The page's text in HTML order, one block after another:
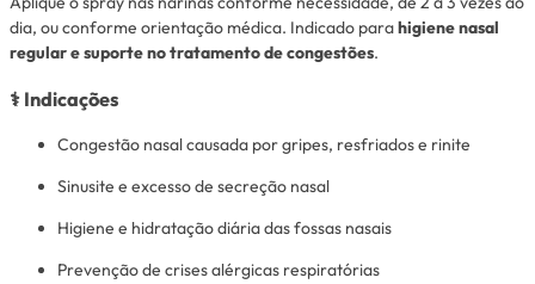
dia, ou conforme orientação médica. Indicado parahigiene nasal
regular e suporte no tratamento de congestões.
⚕️ Indicações
Congestão nasal causada por gripes, resfriados e rinite
Sinusite e excesso de secreção nasal
Higiene e hidratação diária das fossas nasais
Prevenção de crises alérgicas respiratórias